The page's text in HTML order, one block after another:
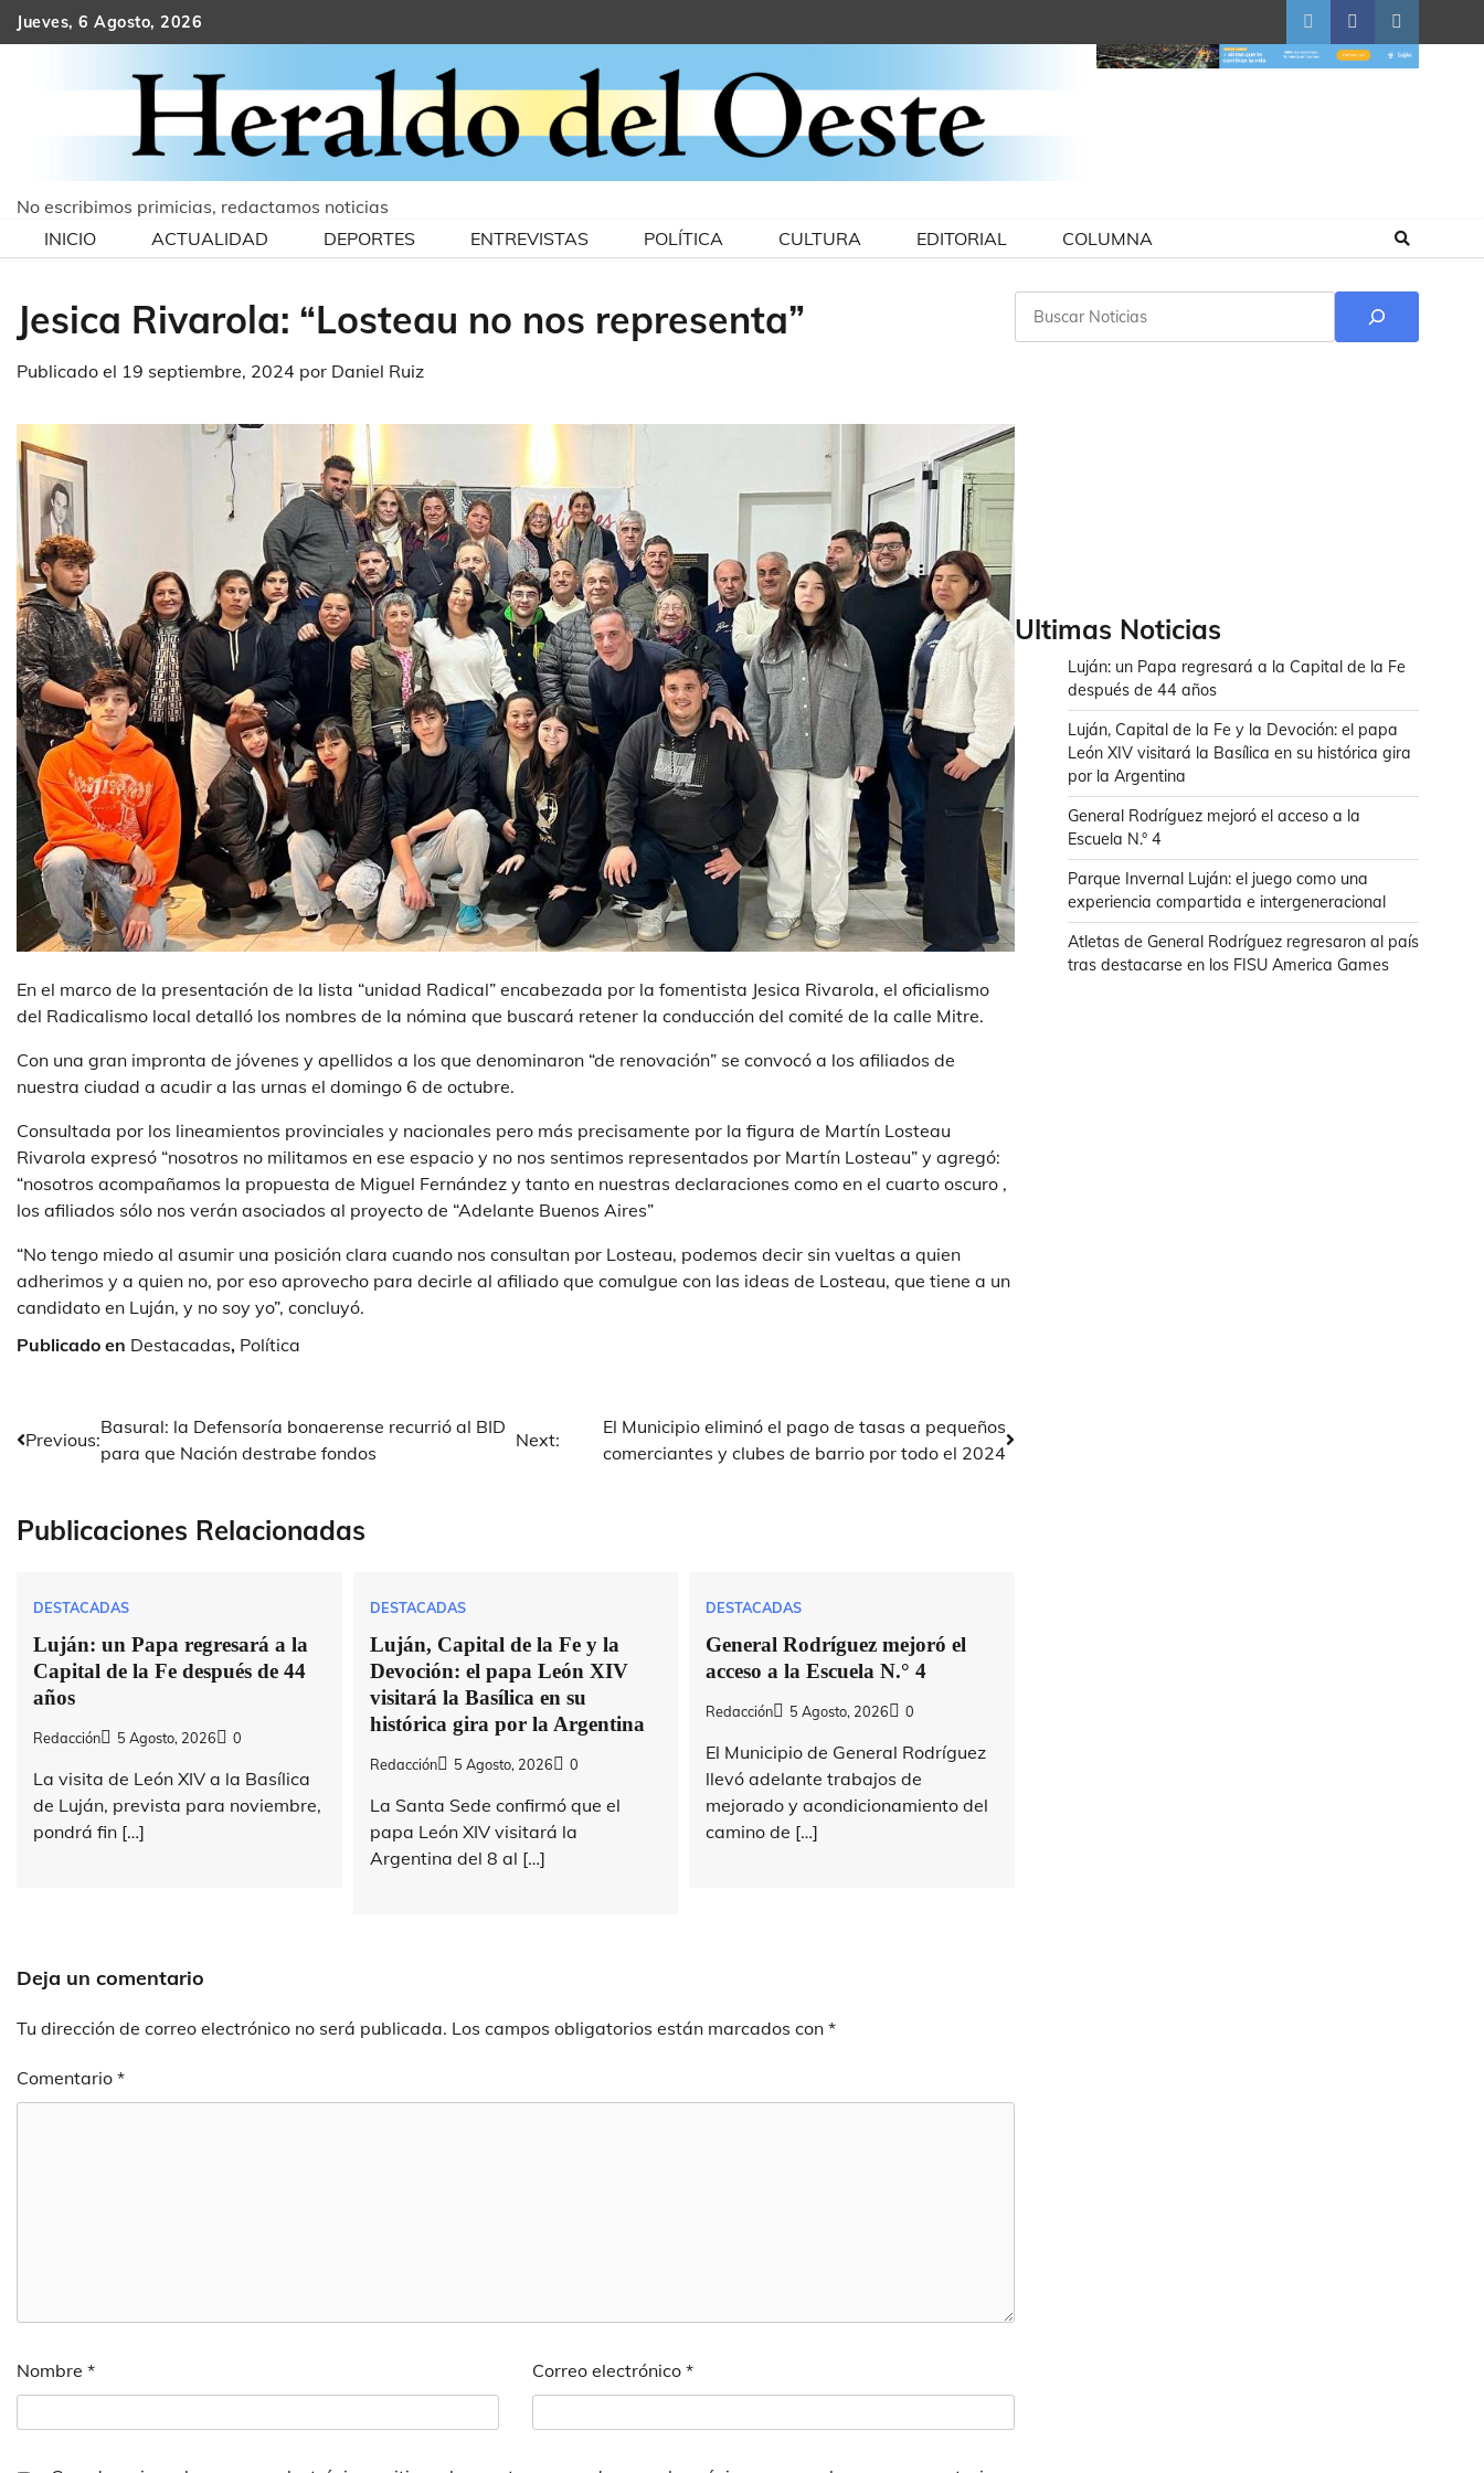
Skip
to
Jueves, 6 Agosto, 2026
TwitterFacebookInstagram
No escribimos primicias, redactamos noticias
INICIO
ACTUALIDAD DEPORTES ENTREVISTAS POLÍTICA CULTURA EDITORIAL COLUMNA
Jesica Rivarola: “Losteau no nos representa”
Publicado el 19 septiembre, 2024 por Daniel Ruiz
En el marco de la presentación de la lista “unidad Radical” encabezada por la fomentista Jesica Rivarola, el oficialismo
del Radicalismo local detalló los nombres de la nómina que buscará retener la conducción del comité de la calle Mitre.
Con una gran impronta de jóvenes y apellidos a los que denominaron “de renovación” se convocó a los afiliados de
nuestra ciudad a acudir a las urnas el domingo 6 de octubre.
Consultada por los lineamientos provinciales y nacionales pero más precisamente por la figura de Martín Losteau
Rivarola expresó “nosotros no militamos en ese espacio y no nos sentimos representados por Martín Losteau” y agregó:
“nosotros acompañamos la propuesta de Miguel Fernández y tanto en nuestras declaraciones como en el cuarto oscuro ,
los afiliados sólo nos verán asociados al proyecto de “Adelante Buenos Aires”
“No tengo miedo al asumir una posición clara cuando nos consultan por Losteau, podemos decir sin vueltas a quien
adherimos y a quien no, por eso aprovecho para decirle al afiliado que comulgue con las ideas de Losteau, que tiene a un
candidato en Luján, y no soy yo”, concluyó.
Publicado en Destacadas, Política
Navegación
entradas
Previous:
Basural: la Defensoría bonaerense recurrió al BID
para que Nación destrabe fondos
Next:
El Municipio eliminó el pago de tasas a pequeños
comerciantes y clubes de barrio por todo el 2024
Publicaciones Relacionadas
DESTACADAS
Luján: un Papa regresará a la
Capital de la Fe después de 44
años
Redacción 5 Agosto, 2026 0
La visita de León XIV a la Basílica
de Luján, prevista para noviembre,
pondrá fin […]
DESTACADAS
Luján, Capital de la Fe y la
Devoción: el papa León XIV
visitará la Basílica en su
histórica gira por la Argentina
Redacción 5 Agosto, 2026 0
La Santa Sede confirmó que el
papa León XIV visitará la
Argentina del 8 al […]
DESTACADAS
General Rodríguez mejoró el
acceso a la Escuela N.° 4
Redacción 5 Agosto, 2026 0
El Municipio de General Rodríguez
llevó adelante trabajos de
mejorado y acondicionamiento del
camino de […]
Deja un comentario
Tu dirección de correo electrónico no será publicada. Los campos obligatorios están marcados con *
Comentario *
Nombre * Correo electrónico *
Ultimas Noticias
Luján: un Papa regresará a la Capital de la Fe
después de 44 años
Luján, Capital de la Fe y la Devoción: el papa
León XIV visitará la Basílica en su histórica gira
por la Argentina
General Rodríguez mejoró el acceso a la
Escuela N.° 4
Parque Invernal Luján: el juego como una
experiencia compartida e intergeneracional
Atletas de General Rodríguez regresaron al país
tras destacarse en los FISU America Games